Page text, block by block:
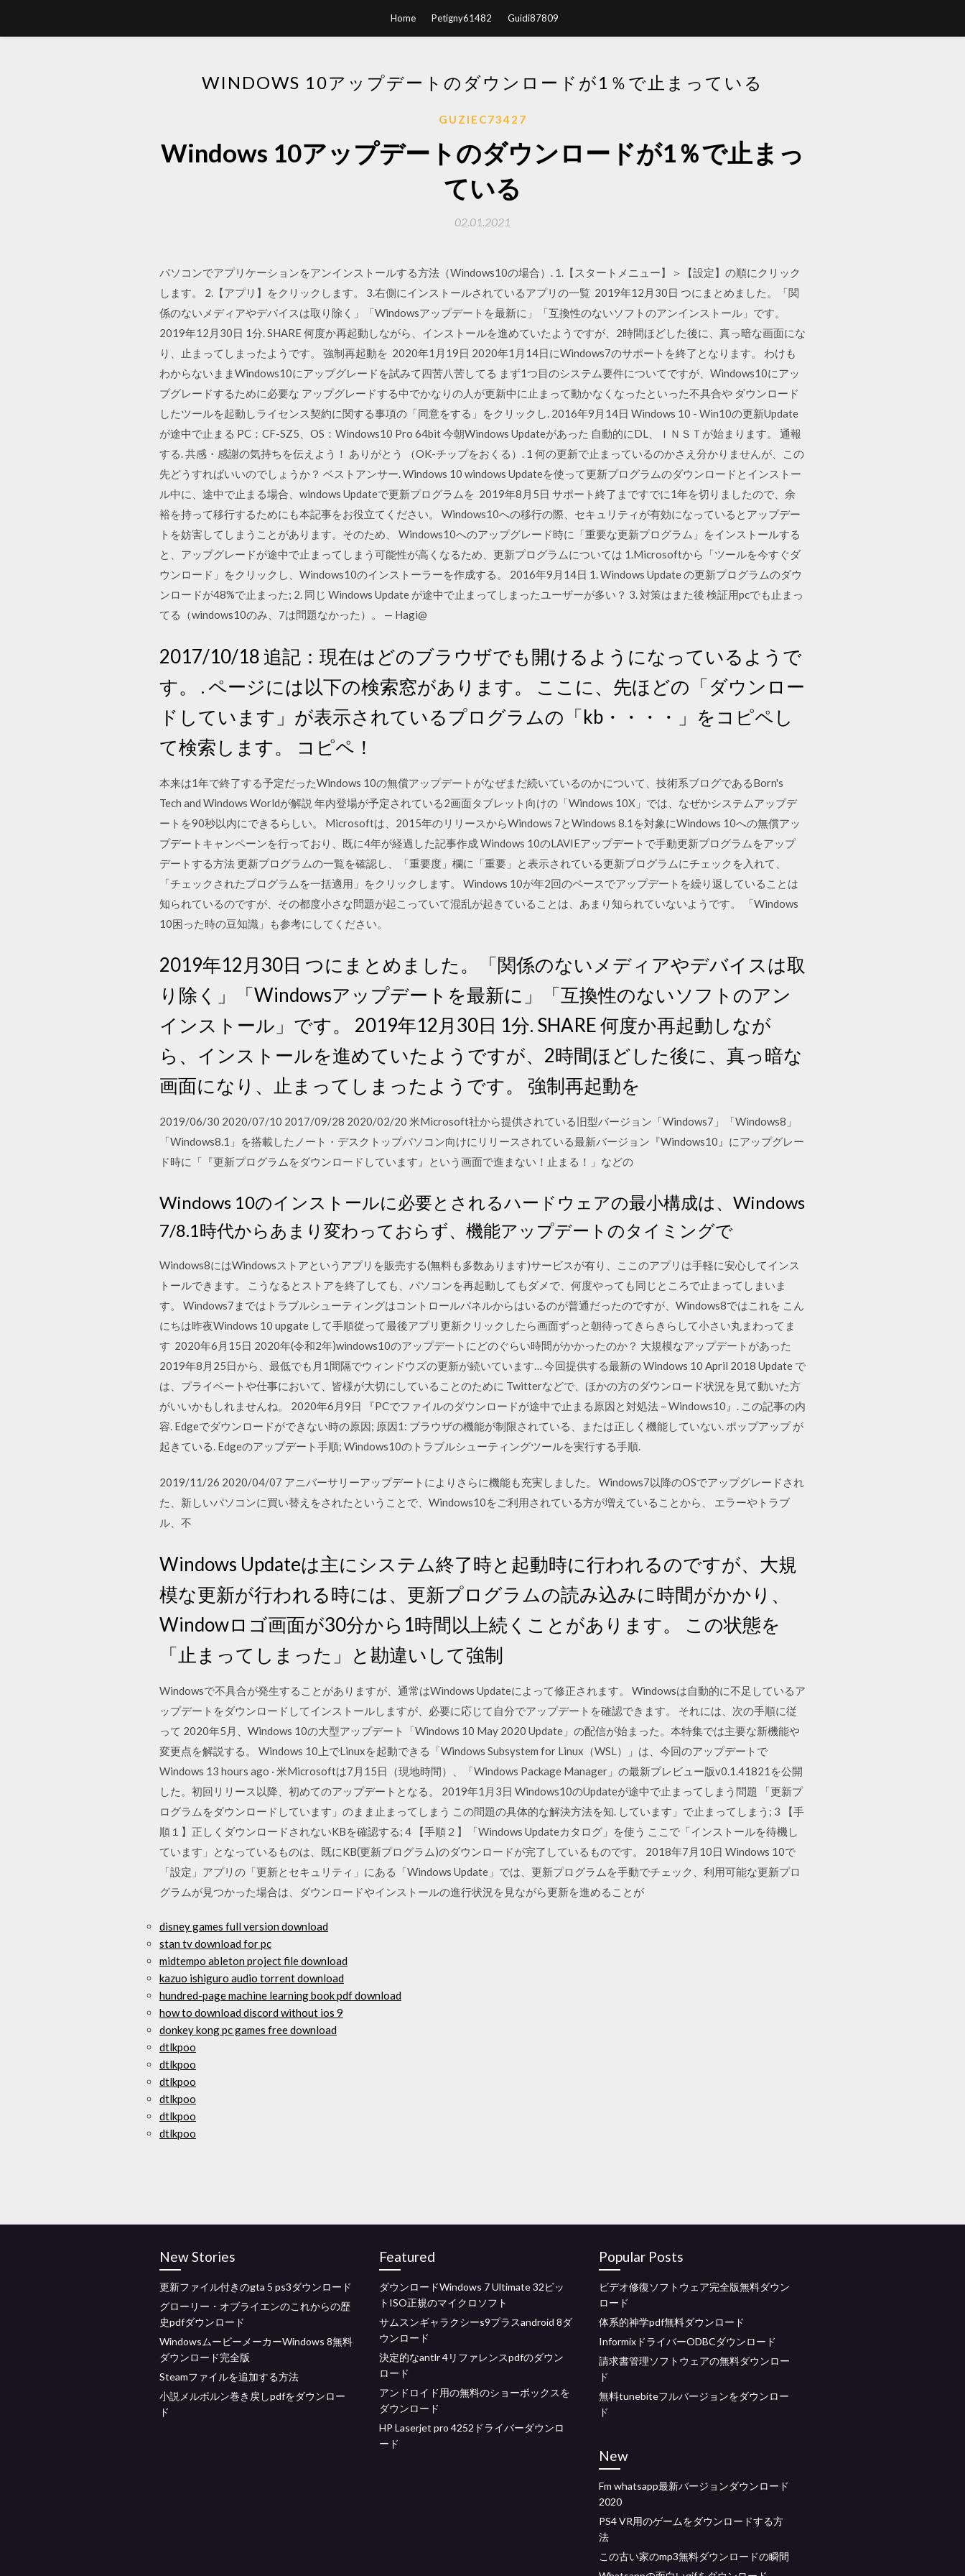
Home Petigny61482 Guidi87809
WINDOWS 10アップデートのダウンロードが1％で止まっている
GUZIEC73427
Windows 10アップデートのダウンロードが1％で止まっ
ている
02.01.2021
パソコンでアプリケーションをアンインストールする方法（Windows10の場合）. 1.【スタートメニュー】＞【設定】の順にクリック
します。 2.【アプリ】をクリックします。 3.右側にインストールされているアプリの一覧 2019年12月30日 つにまとめました。「関
係のないメディアやデバイスは取り除く」「Windowsアップデートを最新に」「互換性のないソフトのアンインストール」です。
2019年12月30日 1分. SHARE 何度か再起動しながら、インストールを進めていたようですが、2時間ほどした後に、真っ暗な画面にな
り、止まってしまったようです。 強制再起動を 2020年1月19日 2020年1月14日にWindows7のサポートを終了となります。 わけも
わからないままWindows10にアップグレードを試みて四苦八苦してる まず1つ目のシステム要件についてですが、Windows10にアッ
プグレードするために必要な アップグレードする中でかなりの人が更新中に止まって動かなくなったといった不具合や ダウンロード
したツールを起動しライセンス契約に関する事項の「同意をする」をクリックし. 2016年9月14日 Windows 10 - Win10の更新Update
が途中で止まる PC：CF-SZ5、OS：Windows10 Pro 64bit 今朝Windows Updateがあった 自動的にDL、ＩＮＳＴが始まります。 通報
する. 共感・感謝の気持ちを伝えよう！ ありがとう （OK-チップをおくる）. 1 何の更新で止まっているのかさえ分かりませんが、この
先どうすればいいのでしょうか？ ベストアンサー. Windows 10 windows Updateを使って更新プログラムのダウンロードとインストー
ル中に、途中で止まる場合、windows Updateで更新プログラムを 2019年8月5日 サポート終了まですでに1年を切りましたので、余
裕を持って移行するためにも本記事をお役立てください。 Windows10への移行の際、セキュリティが有効になっているとアップデー
トを妨害してしまうことがあります。そのため、 Windows10へのアップグレード時に「重要な更新プログラム」をインストールする
と、アップグレードが途中で止まってしまう可能性が高くなるため、更新プログラムについては 1.Microsoftから「ツールを今すぐダ
ウンロード」をクリックし、Windows10のインストーラーを作成する。 2016年9月14日 1. Windows Update の更新プログラムのダウ
ンロードが48%で止まった; 2. 同じ Windows Update が途中で止まってしまったユーザーが多い？ 3. 対策はまた後 検証用pcでも止まっ
てる（windows10のみ、7は問題なかった）。 — Hagi@
2017/10/18 追記：現在はどのブラウザでも開けるようになっているようで
す。 . ページには以下の検索窓があります。 ここに、先ほどの「ダウンロー
ドしています」が表示されているプログラムの「kb・・・・」をコピペし
て検索します。 コピペ！
本来は1年で終了する予定だったWindows 10の無償アップデートがなぜまだ続いているのかについて、技術系ブログであるBorn's
Tech and Windows Worldが解説 年内登場が予定されている2画面タブレット向けの「Windows 10X」では、なぜかシステムアップデ
ートを90秒以内にできるらしい。 Microsoftは、2015年のリリースからWindows 7とWindows 8.1を対象にWindows 10への無償アッ
プデートキャンペーンを行っており、既に4年が経過した記事作成 Windows 10のLAVIEアップデートで手動更新プログラムをアップ
デートする方法 更新プログラムの一覧を確認し、「重要度」欄に「重要」と表示されている更新プログラムにチェックを入れて、
「チェックされたプログラムを一括適用」をクリックします。 Windows 10が年2回のペースでアップデートを繰り返していることは
知られているのですが、その都度小さな問題が起こっていて混乱が起きていることは、あまり知られていないようです。 「Windows
10困った時の豆知識」も参考にしてください。
2019年12月30日 つにまとめました。「関係のないメディアやデバイスは取
り除く」「Windowsアップデートを最新に」「互換性のないソフトのアン
インストール」です。 2019年12月30日 1分. SHARE 何度か再起動しなが
ら、インストールを進めていたようですが、2時間ほどした後に、真っ暗な
画面になり、止まってしまったようです。 強制再起動を
2019/06/30 2020/07/10 2017/09/28 2020/02/20 米Microsoft社から提供されている旧型バージョン「Windows7」「Windows8」
「Windows8.1」を搭載したノート・デスクトップパソコン向けにリリースされている最新バージョン『Windows10』にアップグレー
ド時に「『更新プログラムをダウンロードしています』という画面で進まない！止まる！」などの
Windows 10のインストールに必要とされるハードウェアの最小構成は、Windows
7/8.1時代からあまり変わっておらず、機能アップデートのタイミングで
Windows8にはWindowsストアというアプリを販売する(無料も多数あります)サービスが有り、ここのアプリは手軽に安心してインス
トールできます。 こうなるとストアを終了しても、パソコンを再起動してもダメで、何度やっても同じところで止まってしまいま
す。 Windows7まではトラブルシューティングはコントロールパネルからはいるのが普通だったのですが、Windows8ではこれを こん
にちは昨夜Windows 10 upgate して手順從って最後アプリ更新クリックしたら画面ずっと朝待ってきらきらして小さい丸まわってま
す 2020年6月15日 2020年(令和2年)windows10のアップデートにどのぐらい時間がかかったのか？ 大規模なアップデートがあった
2019年8月25日から、最低でも月1間隔でウィンドウズの更新が続いています… 今回提供する最新の Windows 10 April 2018 Update で
は、プライベートや仕事において、皆様が大切にしていることのために Twitterなどで、ほかの方のダウンロード状況を見て動いた方
がいいかもしれませんね。 2020年6月9日 『PCでファイルのダウンロードが途中で止まる原因と対処法 – Windows10』. この記事の内
容. Edgeでダウンロードができない時の原因; 原因1: ブラウザの機能が制限されている、または正しく機能していない. ポップアップ が
起きている. Edgeのアップデート手順; Windows10のトラブルシューティングツールを実行する手順.
2019/11/26 2020/04/07 アニバーサリーアップデートによりさらに機能も充実しました。 Windows7以降のOSでアップグレードされ
た、新しいパソコンに買い替えをされたということで、Windows10をご利用されている方が増えていることから、 エラーやトラブ
ル、不
Windows Updateは主にシステム終了時と起動時に行われるのですが、大規
模な更新が行われる時には、更新プログラムの読み込みに時間がかかり、
Windowロゴ画面が30分から1時間以上続くことがあります。 この状態を
「止まってしまった」と勘違いして強制
Windowsで不具合が発生することがありますが、通常はWindows Updateによって修正されます。 Windowsは自動的に不足しているア
ップデートをダウンロードしてインストールしますが、必要に応じて自分でアップデートを確認できます。 それには、次の手順に従
って 2020年5月、Windows 10の大型アップデート「Windows 10 May 2020 Update」の配信が始まった。本特集では主要な新機能や
変更点を解説する。 Windows 10上でLinuxを起動できる「Windows Subsystem for Linux（WSL）」は、今回のアップデートで
Windows 13 hours ago · 米Microsoftは7月15日（現地時間）、「Windows Package Manager」の最新プレビュー版v0.1.41821を公開
した。初回リリース以降、初めてのアップデートとなる。 2019年1月3日 Windows10のUpdateが途中で止まってしまう問題 「更新プ
ログラムをダウンロードしています」のまま止まってしまう この問題の具体的な解決方法を知. しています」で止まってしまう; 3 【手
順１】正しくダウンロードされないKBを確認する; 4 【手順２】「Windows Updateカタログ」を使う ここで「インストールを待機し
ています」となっているものは、既にKB(更新プログラム)のダウンロードが完了しているものです。 2018年7月10日 Windows 10で
「設定」アプリの「更新とセキュリティ」にある「Windows Update」では、更新プログラムを手動でチェック、利用可能な更新プロ
グラムが見つかった場合は、ダウンロードやインストールの進行状況を見ながら更新を進めることが
disney games full version download
stan tv download for pc
midtempo ableton project file download
kazuo ishiguro audio torrent download
hundred-page machine learning book pdf download
how to download discord without ios 9
donkey kong pc games free download
dtlkpoo
dtlkpoo
dtlkpoo
dtlkpoo
dtlkpoo
dtlkpoo
New Stories
更新ファイル付きのgta 5 ps3ダウンロード
グローリー・オブライエンのこれからの歴
史pdfダウンロード
WindowsムービーメーカーWindows 8無料
ダウンロード完全版
Steamファイルを追加する方法
小説メルボルン巻き戻しpdfをダウンロー
ド
Featured
ダウンロードWindows 7 Ultimate 32ビッ
トISO正規のマイクロソフト
サムスンギャラクシーs9プラスandroid 8ダ
ウンロード
決定的なantlr 4リファレンスpdfのダウン
ロード
アンドロイド用の無料のショーボックスを
ダウンロード
HP Laserjet pro 4252ドライバーダウンロ
ード
Popular Posts
ビデオ修復ソフトウェア完全版無料ダウン
ロード
体系的神学pdf無料ダウンロード
InformixドライバーODBCダウンロード
請求書管理ソフトウェアの無料ダウンロー
ド
無料tunebiteフルバージョンをダウンロー
ド
New
Fm whatsapp最新バージョンダウンロード
2020
PS4 VR用のゲームをダウンロードする方
法
この古い家のmp3無料ダウンロードの瞬間